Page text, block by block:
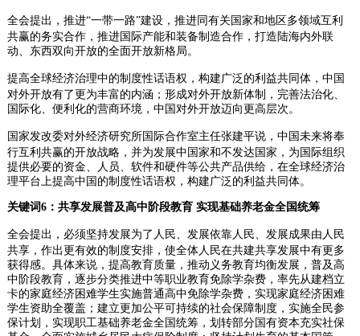
全会提出，推进“一带一路”建设，推进同有关国家和地区多领域互利
共赢的务实合作，推进国际产能和装备制造合作，打造陆海内外联
动、东西双向开放的全面开放新格局。
提高全球经济治理中的制度性话语权，构建广泛的利益共同体，中国
对外开放有了更为丰富的内涵；形成对外开放新体制，完善法治化、
国际化、便利化的营商环境，中国对外开放迈向更高层次。
国家发改委对外经济研究所国际合作室主任张建平说，中国未来将奉
行互利共赢的开放战略，并为发展中国家和不发达国家，为国际组织
提供必要的资金、人员、软件和硬件等公共产品供给，在全球经济治
理平台上提高中国的制度性话语权，构建广泛的利益共同体。
关键词6：共享发展普及高中阶段教育 实现基础养老金全国统筹
全会提出，必须坚持发展为了人民、发展依靠人民、发展成果由人民
共享，作出更有效的制度安排，使全体人民在共建共享发展中有更多
获得感。具体来说，提高教育质量，推动义务教育均衡发展，普及高
中阶段教育，逐步分类推进中等职业教育免除学杂费，率先从建档立
卡的家庭经济困难学生实施普通高中免除学杂费，实现家庭经济困难
学生资助全覆盖；建立更加公平可持续的社会保障制度，实施全民参
保计划，实现职工基础养老金全国统筹，划转部分国有资本充实社保